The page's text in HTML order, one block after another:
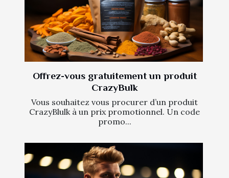
Offrez-vous gratuitement un produit
CrazyBulk
Vous souhaitez vous procurer d’un produit
CrazyBlulk à un prix promotionnel. Un code
promo...